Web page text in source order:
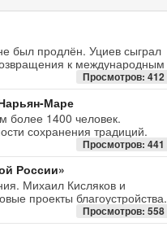
был продлён. Уциев сыграл
к международным
Просмотров: 412
Маре
1400 человек.
сохранения традиций.
Просмотров: 441
России»
Михаил Кисляков и
проекты благоустройства.
Просмотров: 558